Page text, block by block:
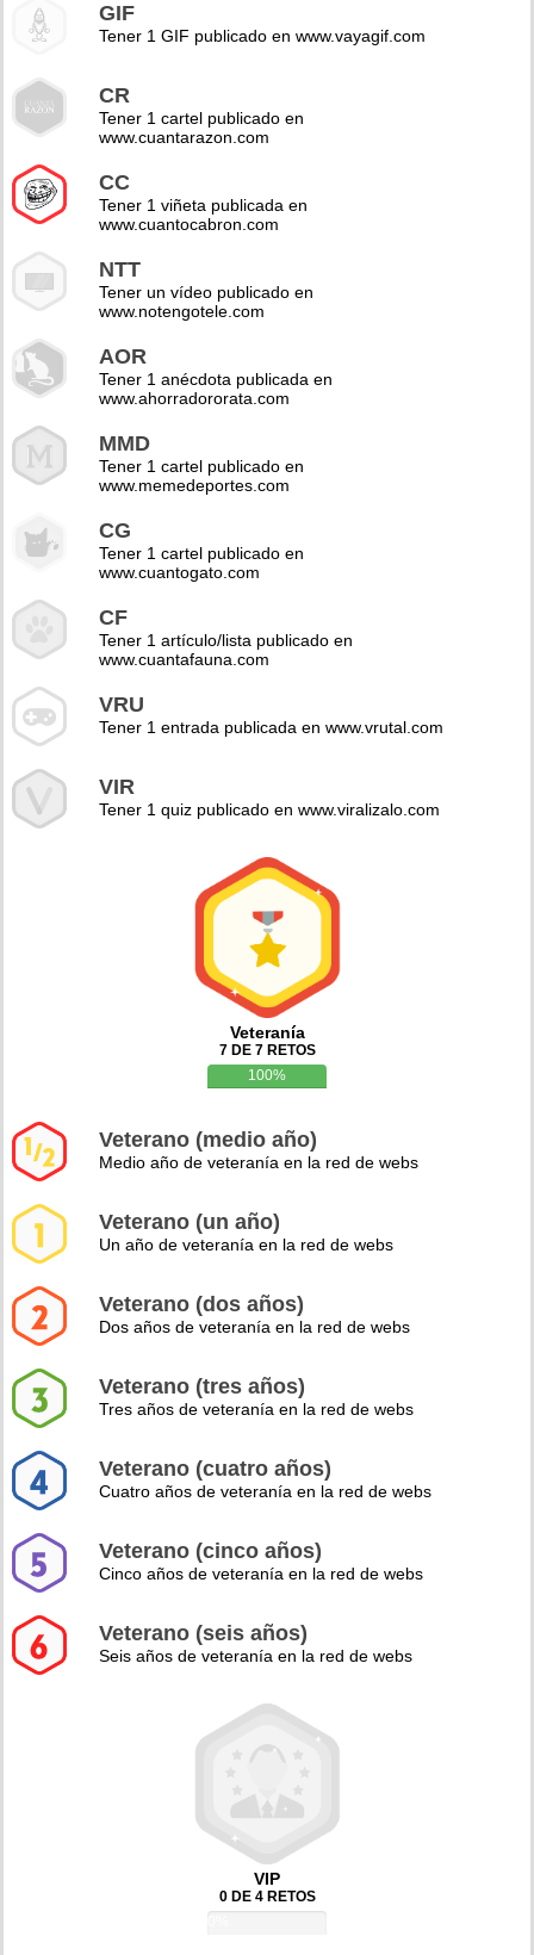
GIF
Tener 1 GIF publicado en www.vayagif.com
CR
Tener 1 cartel publicado en
www.cuantarazon.com
CC
Tener 1 viñeta publicada en
www.cuantocabron.com
NTT
Tener un vídeo publicado en
www.notengotele.com
AOR
Tener 1 anécdota publicada en
www.ahorradororata.com
MMD
Tener 1 cartel publicado en
www.memedeportes.com
CG
Tener 1 cartel publicado en
www.cuantogato.com
CF
Tener 1 artículo/lista publicado en
www.cuantafauna.com
VRU
Tener 1 entrada publicada en www.vrutal.com
VIR
Tener 1 quiz publicado en www.viralizalo.com
Veteranía
7 DE 7 RETOS
100%
Veterano (medio año)
Medio año de veteranía en la red de webs
Veterano (un año)
Un año de veteranía en la red de webs
Veterano (dos años)
Dos años de veteranía en la red de webs
Veterano (tres años)
Tres años de veteranía en la red de webs
Veterano (cuatro años)
Cuatro años de veteranía en la red de webs
Veterano (cinco años)
Cinco años de veteranía en la red de webs
Veterano (seis años)
Seis años de veteranía en la red de webs
VIP
0 DE 4 RETOS